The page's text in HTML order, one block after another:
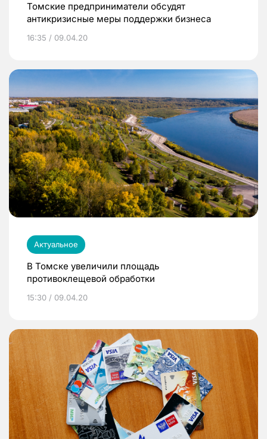
Томские предприниматели обсудят
антикризисные меры поддержки бизнеса
16:35 / 09.04.20
Актуальное
В Томске увеличили площадь
противоклещевой обработки
15:30 / 09.04.20